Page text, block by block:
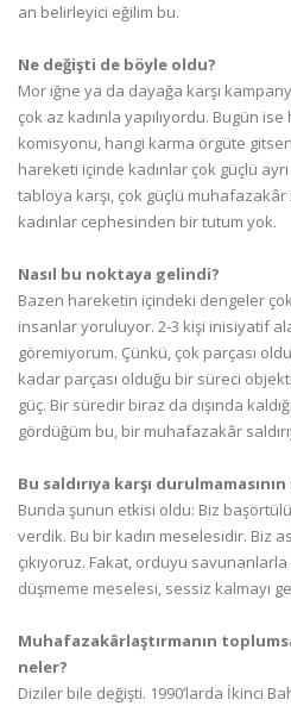
an belirleyici eğilim bu.
Ne değişti de böyle oldu?
Mor iğne ya da dayağa karşı
çok az kadınla yapılıyordu. Bugün
komisyonu, hangi karma örgüte gitsen
hareketi içinde kadınlar çok güçlü
tabloya karşı, çok güçlü muhafazakâr
kadınlar cephesinden bir tutum yok.
Nasıl bu noktaya gelindi?
Bazen hareketin içindeki dengeler
insanlar yoruluyor. 2-3 kişi inisiyatif
göremiyorum. Çünkü, çok parçası
kadar parçası olduğu bir süreci
güç. Bir süredir biraz da dışında
gördüğüm bu, bir muhafazakâr
Bu saldırıya karşı
Bunda şunun etkisi oldu: Biz
verdik. Bu bir kadın meselesidir. Biz
çıkıyoruz. Fakat, orduyu
düşmeme meselesi, sessiz kalmayı
Muhafazakârlaştırmanın
neler?
Diziler bile değişti. 1990’larda İkinci